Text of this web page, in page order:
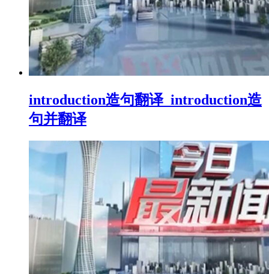
introduction造句翻译_introduction造
句并翻译